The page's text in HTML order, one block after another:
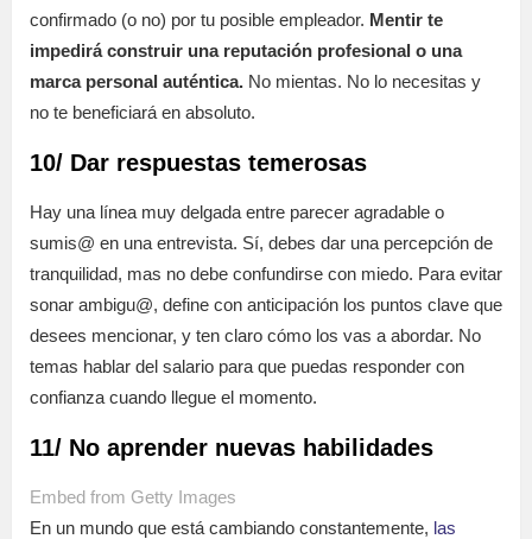
confirmado (o no) por tu posible empleador. Mentir te
impedirá construir una reputación profesional o una
marca personal auténtica. No mientas. No lo necesitas y
no te beneficiará en absoluto.
10/ Dar respuestas temerosas
Hay una línea muy delgada entre parecer agradable o
sumis@ en una entrevista. Sí, debes dar una percepción de
tranquilidad, mas no debe confundirse con miedo. Para evitar
sonar ambigu@, define con anticipación los puntos clave que
desees mencionar, y ten claro cómo los vas a abordar. No
temas hablar del salario para que puedas responder con
confianza cuando llegue el momento.
11/ No aprender nuevas habilidades
Embed from Getty Images
En un mundo que está cambiando constantemente, las